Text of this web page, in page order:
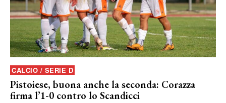
CALCIO / SERIE D
Pistoiese, buona anche la seconda: Corazza
firma l’1-0 contro lo Scandicci